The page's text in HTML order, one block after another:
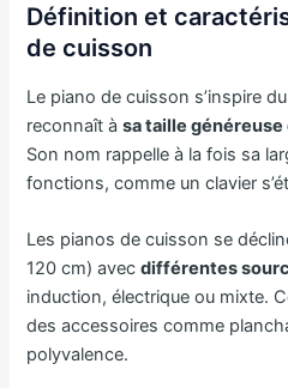
Définition et
de cuisson
Le piano de cuisson s’inspire
reconnaît àsa taille
Son nom rappelle à la fois sa
fonctions, comme un clavier
Les pianos de cuisson se
120 cm) avecdifférentes
induction, électrique ou mixte.
des accessoires comme
polyvalence.